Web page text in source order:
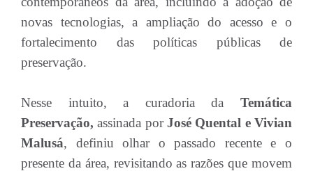
novas tecnologias, a ampliação do acesso e o
fortalecimento das políticas públicas de
preservação.
Nesse intuito, a curadoria da Temática
Preservação,assinada porJosé Quental e Vivian
Malusá, definiu olhar o passado recente e o
presente da área, revisitando as razões que movem